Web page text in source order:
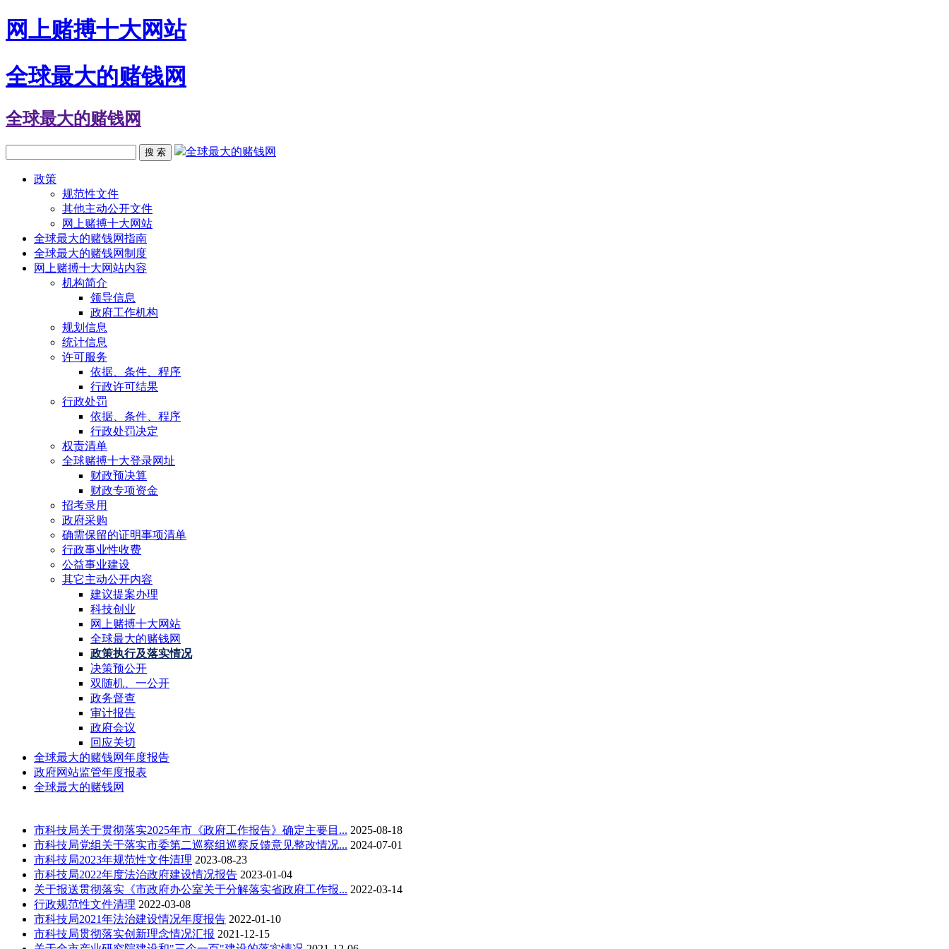
网上赌搏十大网站
全球最大的赌钱网
全球最大的赌钱网
搜 索 全球最大的赌钱网
政策
规范性文件
其他主动公开文件
网上赌搏十大网站
全球最大的赌钱网指南
全球最大的赌钱网制度
网上赌搏十大网站内容
机构简介
领导信息
政府工作机构
规划信息
统计信息
许可服务
依据、条件、程序
行政许可结果
行政处罚
依据、条件、程序
行政处罚决定
权责清单
全球赌搏十大登录网址
财政预决算
财政专项资金
招考录用
政府采购
确需保留的证明事项清单
行政事业性收费
公益事业建设
其它主动公开内容
建议提案办理
科技创业
网上赌搏十大网站
全球最大的赌钱网
政策执行及落实情况
决策预公开
双随机、一公开
政务督查
审计报告
政府会议
回应关切
全球最大的赌钱网年度报告
政府网站监管年度报表
全球最大的赌钱网
市科技局关于贯彻落实2025年市《政府工作报告》确定主要目... 2025-08-18
市科技局党组关于落实市委第二巡察组巡察反馈意见整改情况... 2024-07-01
市科技局2023年规范性文件清理 2023-08-23
市科技局2022年度法治政府建设情况报告 2023-01-04
关于报送贯彻落实《市政府办公室关于分解落实省政府工作报... 2022-03-14
行政规范性文件清理 2022-03-08
市科技局2021年法治建设情况年度报告 2022-01-10
市科技局贯彻落实创新理念情况汇报 2021-12-15